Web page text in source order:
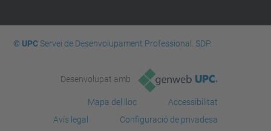
© UPCServei de Desenvolupament Professional. SDP.
Desenvolupat amb
Mapa del lloc
Accessibilitat
Avís legal
Configuració de privadesa